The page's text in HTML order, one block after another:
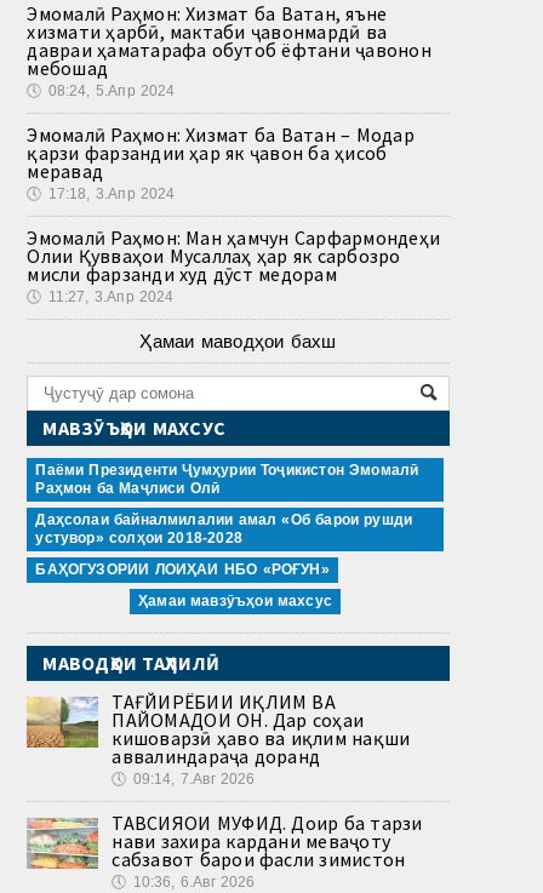
Эмомалӣ Раҳмон: Хизмат ба Ватан, яъне
хизмати ҳарбӣ, мактаби ҷавонмардӣ ва
давраи ҳаматарафа обутоб ёфтани ҷавонон
мебошад
🕔 08:24, 5.Апр 2024
Эмомалӣ Раҳмон: Хизмат ба Ватан – Модар
қарзи фарзандии ҳар як ҷавон ба ҳисоб
меравад
🕔 17:18, 3.Апр 2024
Эмомалӣ Раҳмон: Ман ҳамчун Сарфармондеҳи
Олии Қувваҳои Мусаллаҳ ҳар як сарбозро
мисли фарзанди худ дӯст медорам
🕔 11:27, 3.Апр 2024
Ҳамаи маводҳои бахш
МАВЗӮЪҲОИ МАХСУС
Паёми Президенти Ҷумҳурии Тоҷикистон Эмомалӣ
Раҳмон ба Маҷлиси Олӣ
Даҳсолаи байналмилалии амал «Об барои рушди
устувор» солҳои 2018-2028
БАҲОГУЗОРИИ ЛОИҲАИ НБО «РОҒУН»
Ҳамаи мавзӯъҳои махсус
МАВОДҲОИ ТАҲЛИЛӢ
ТАҒЙИРЁБИИ ИҚЛИМ ВА
ПАЙОМАДҲОИ ОН. Дар соҳаи
кишоварзӣ ҳаво ва иқлим нақши
аввалиндараҷа доранд
🕔 09:14, 7.Авг 2026
ТАВСИЯҲОИ МУФИД. Доир ба тарзи
нави захира кардани меваҷоту
сабзавот барои фасли зимистон
🕔 10:36, 6.Авг 2026